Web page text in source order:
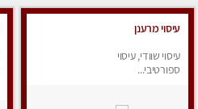
עיסוי מרענן
עיסוי שוודי, עיסוי
ספורטיבי...